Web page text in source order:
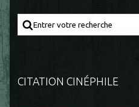
CITATION CINÉPHILE